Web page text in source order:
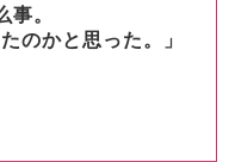
事。
のかと思った。」